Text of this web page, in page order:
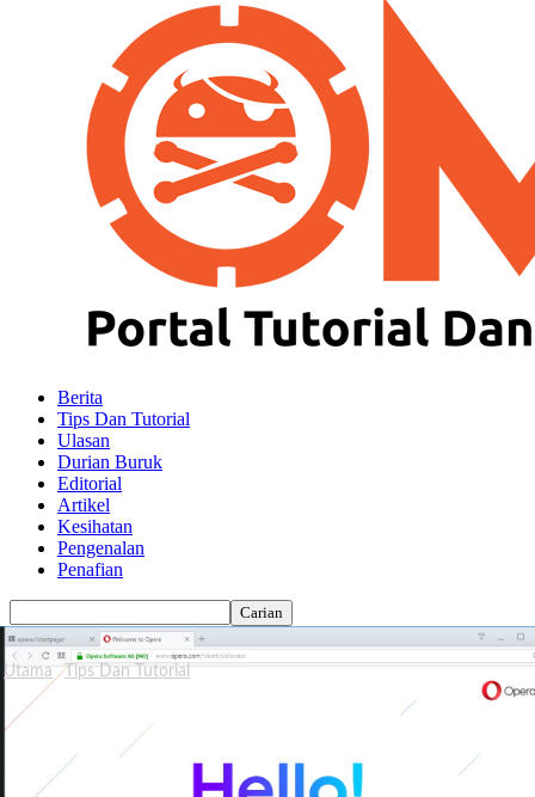
Berita
Tips Dan Tutorial
Ulasan
Durian Buruk
Editorial
Artikel
Kesihatan
Pengenalan
Penafian
Utama Tips Dan Tutorial